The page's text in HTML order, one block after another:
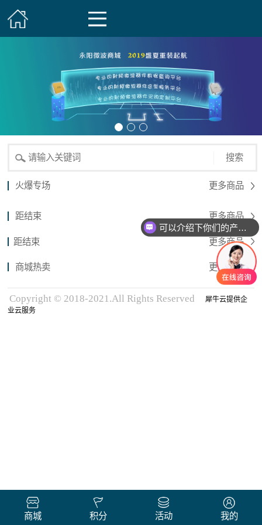
搜索
火爆专场 更多商品
距结束 更多商品
距结束 更多商品
商城热卖 更多商品
Copyright © 2018-2021.All Rights Reserved
犀牛云提供企
业云服务
商城 积分 活动 我的